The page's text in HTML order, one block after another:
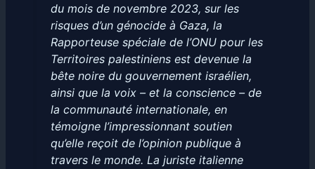
du mois de novembre 2023, sur les
risques d’un génocide à Gaza, la
Rapporteuse spéciale de l’ONU pour les
Territoires palestiniens est devenue la
bête noire du gouvernement israélien,
ainsi que la voix – et la conscience – de
la communauté internationale, en
témoigne l’impressionnant soutien
qu’elle reçoit de l’opinion publique à
travers le monde. La juriste italienne